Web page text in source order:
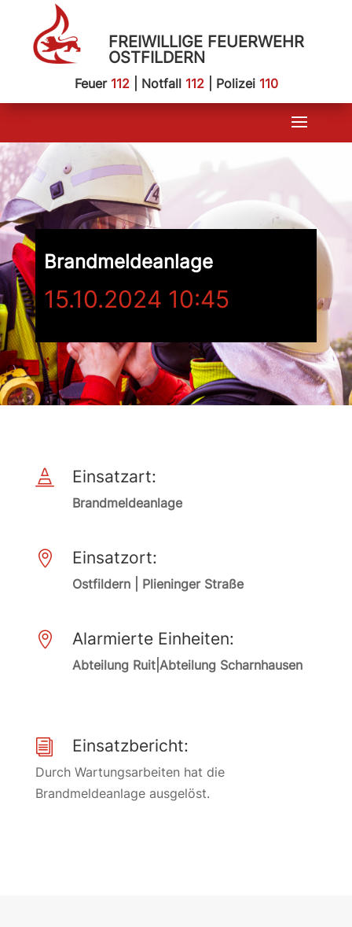
FREIWILLIGE FEUERWEHR
OSTFILDERN
Feuer 112| Notfall 112| Polizei 110
Brandmeldeanlage
15.10.2024 10:45
 Einsatzart:
Brandmeldeanlage
 Einsatzort:
Ostfildern | Plieninger Straße
 Alarmierte Einheiten:
Abteilung Ruit|Abteilung Scharnhausen
i Einsatzbericht:
Durch Wartungsarbeiten hat die
Brandmeldeanlage ausgelöst.